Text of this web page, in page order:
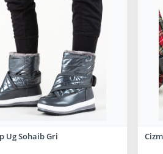
Ug Sohaib Gri